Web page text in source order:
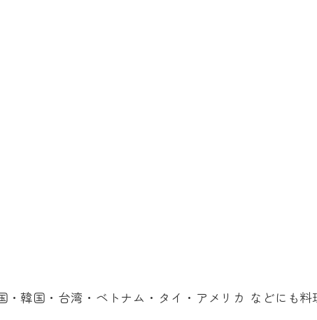
・韓国・台湾・ベトナム・タイ・アメリカ などにも料